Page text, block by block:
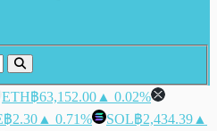
ETH฿63,152.00 ▲ 0.02%
฿2.30 ▲ 0.71% SOL฿2,434.39 ▲